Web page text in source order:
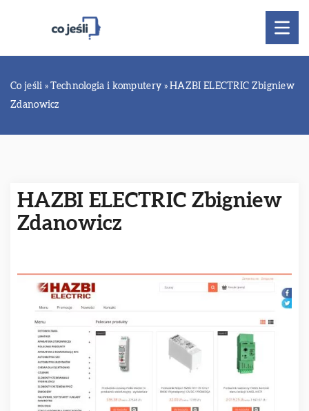
Co jeśli »Technologia i komputery »HAZBI ELECTRIC Zbigniew
Zdanowicz
HAZBI ELECTRIC Zbigniew
Zdanowicz